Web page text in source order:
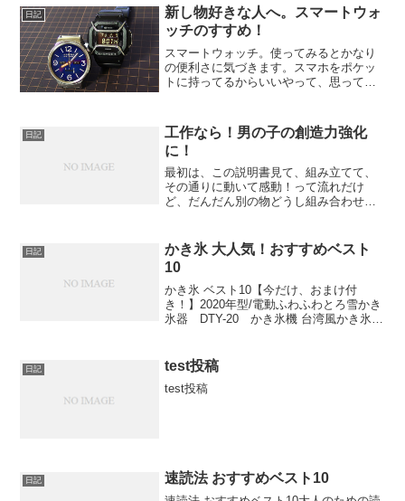
クロス職人 はがれ補修キット 50ml 高
級...
日記
新し物好きな人へ。スマートウォ
ッチのすすめ！
スマートウォッチ。使ってみるとかなり
の便利さに気づきます。スマホをポケッ
トに持ってるからいいやって、思ってた
の。それに、年中スマホはバイブにして
る私としては、着信に気づ...
日記
工作なら！男の子の創造力強化
に！
最初は、この説明書見て、組み立てて、
その通りに動いて感動！って流れだけ
ど、だんだん別の物どうし組み合わせて
だね。子どもの想像力を発達させるに
は、最適かも。こういった組み...
日記
かき氷 大人気！おすすめベスト
10
かき氷 ベスト10【今だけ、おまけ付
き！】2020年型/電動ふわふわとろ雪かき
氷器 DTY-20 かき氷機 台湾風かき氷
雪 おうち時間【送料無料】【あす楽】
【あす楽...
日記 test投稿
test投稿
日記 速読法 おすすめベスト10